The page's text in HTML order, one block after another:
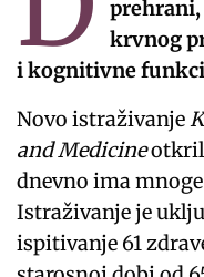
prehrani,
krvnog
i kognitivne
Novo istraživanje
and Medicine
dnevno ima
Istraživanje je
ispitivanje 61